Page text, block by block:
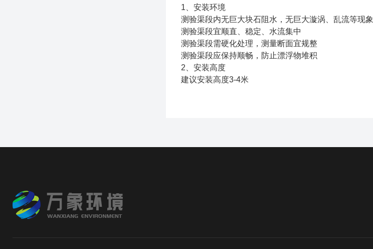
1、安装环境
测验渠段内无巨大块石阻水，无巨大漩涡、乱流等现象
测验渠段宜顺直、稳定、水流集中
测验渠段需硬化处理，测量断面宜规整
测验渠段应保持顺畅，防止漂浮物堆积
2、安装高度
建议安装高度3-4米